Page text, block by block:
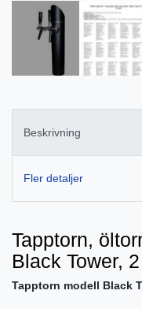
Beskrivning
Fler detaljer
Tapptorn,
Black Tower,
Tapptorn modell Black